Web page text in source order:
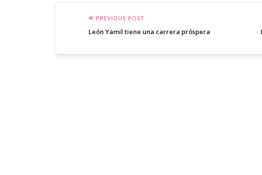
PREVIOUS POST
León Yamil tiene una carrera próspera